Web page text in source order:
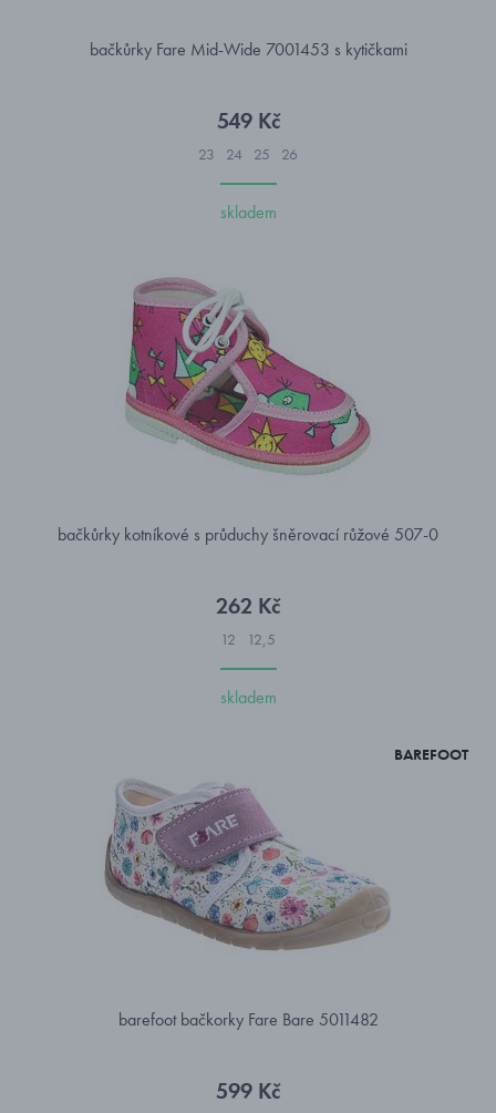
bačkůrky Fare Mid-Wide 7001453 s kytičkami
549 Kč
23 24 25 26
skladem
bačkůrky kotníkové s průduchy šněrovací růžové 507-0
262 Kč
12 12,5
skladem
BAREFOOT
barefoot bačkorky Fare Bare 5011482
599 Kč